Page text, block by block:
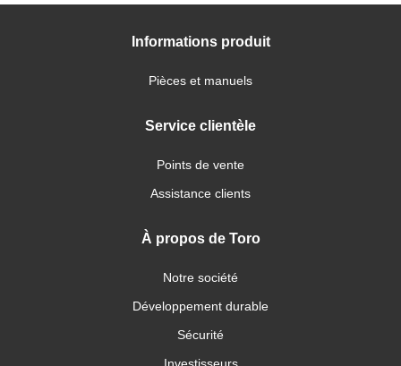
Informations produit
Pièces et manuels
Service clientèle
Points de vente
Assistance clients
À propos de Toro
Notre société
Développement durable
Sécurité